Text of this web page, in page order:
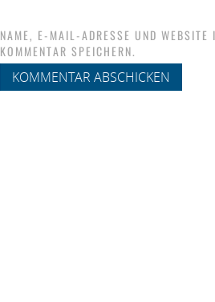
NAME, E-MAIL-ADRESSE UND WEBSITE
KOMMENTAR SPEICHERN.